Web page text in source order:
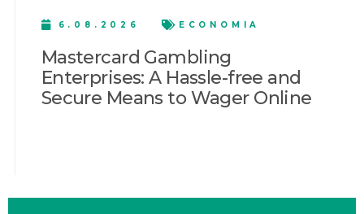
6.08.2026 ECONOMIA
Mastercard Gambling
Enterprises: A Hassle-free and
Secure Means to Wager Online